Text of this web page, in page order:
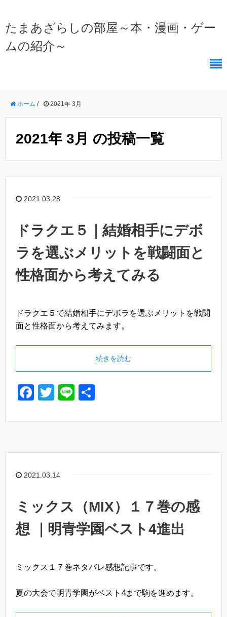
たまあざらしの部屋～本・漫画・ゲー
ムの紹介～
ホーム / 2021年 3月
2021年 3月 の投稿一覧
2021.03.28
ドラクエ５｜結婚相手にデボ
ラを選ぶメリットを戦闘面と
性格面から考えてみる
ドラクエ５で結婚相手にデボラを選ぶメリットを戦闘
面と性格面から考えてみます。
続きを読む
F
c
b
o
k
T
tt
Li
e
2021.03.14
ミックス（MIX）１７巻の感
想 ｜明青学園ベスト4進出
ミックス１７巻ネタバレ感想記事です。
夏の大会で明青学園がベスト4まで駒を進めます。